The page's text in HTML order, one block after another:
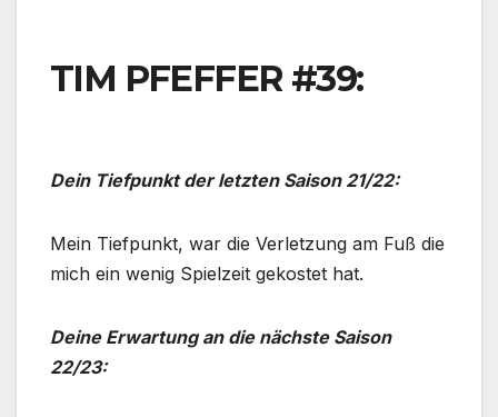
TIM PFEFFER #39:
Dein Tiefpunkt der letzten Saison 21/22:
Mein Tiefpunkt, war die Verletzung am Fuß die
mich ein wenig Spielzeit gekostet hat.
Deine Erwartung an die nächste Saison
22/23: